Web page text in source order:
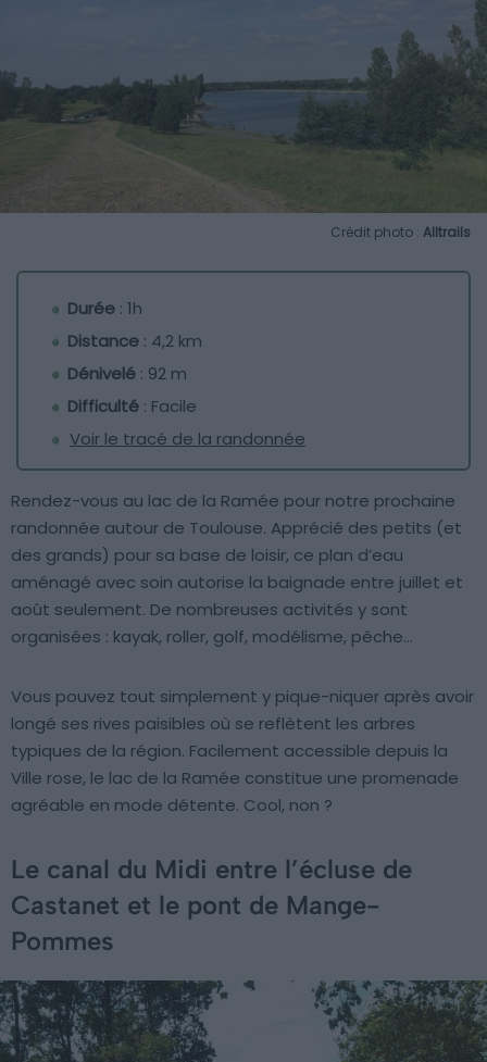
Crédit photo : Alltrails
Durée : 1h
Distance : 4,2 km
Dénivelé : 92 m
Difficulté : Facile
Voir le tracé de la randonnée
Rendez-vous au lac de la Ramée pour notre prochaine
randonnée autour de Toulouse. Apprécié des petits (et
des grands) pour sa base de loisir, ce plan d’eau
aménagé avec soin autorise la baignade entre juillet et
août seulement. De nombreuses activités y sont
organisées : kayak, roller, golf, modélisme, pêche…
Vous pouvez tout simplement y pique-niquer après avoir
longé ses rives paisibles où se reflètent les arbres
typiques de la région. Facilement accessible depuis la
Ville rose, le lac de la Ramée constitue une promenade
agréable en mode détente. Cool, non ?
Le canal du Midi entre l’écluse de
Castanet et le pont de Mange-
Pommes